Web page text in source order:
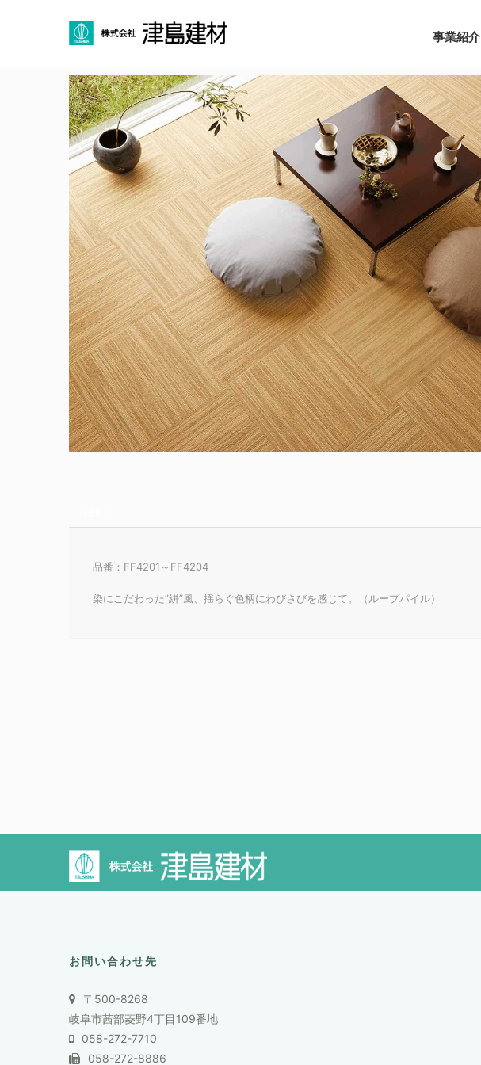
事業紹介
品番：FF4201～FF4204
染にこだわった”絣”風、揺らぐ色柄にわびさびを感じて。（ループパイル）
お問い合わせ先
〒500-8268
岐阜市茜部菱野4丁目109番地
058-272-7710
058-272-8886